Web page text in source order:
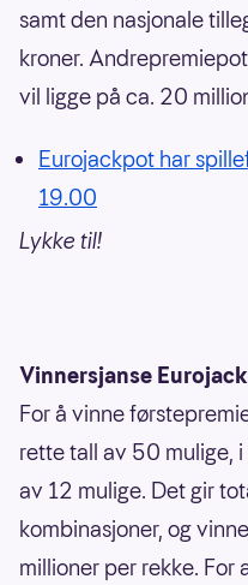
samt den nasjonale
kroner.
vil ligge på ca. 20
Eurojackpot har
19.00
Lykke til!
Vinnersjanse
For å vinne
rette tall av 50 mulige,
av 12 mulige. Det gir
kombinasjoner, og
millioner per rekke. For